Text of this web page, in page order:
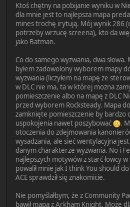
Ktoś chętny na pobijanie wyniku w
dla mnie jest to najlepsza mapa
mines trochę irytują. Mój wynik 286
potrzeby wrzucę screena), kto da
jako Batman.
Co do samego wyzwania, dwa
byłem zadowolony wyborem mapy
wyzwania (liczyłem na mapę ze
w DLC nie ma, ta w której można
pomieszczenie albo na mapę z DLC
przed wyborem Rocksteady. Mapa
zamknięte pomieszczenie by bardzo
uspokojenia nawet poszybować
.
otoczenia do zdejmowania
wysadzania, ale sieć wentylacyjna
danym charakterze wyzwania. No i
najlepszych motywów z starć łowcy
powalił mnie jak I think You should
ACE sprawdził się znakomicie.
Nie pomyślałbym, że z Community
bawił mapą z Arkham Knight. Może